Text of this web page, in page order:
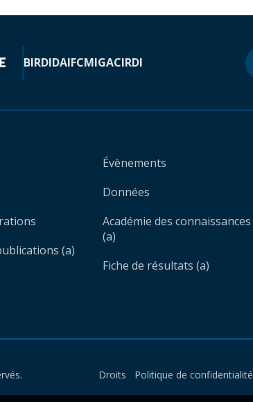
BIRDIDAIFCMIGACIRDI
(a)
Évènements
Données
Académie des connaissances
(a)
Fiche de résultats (a)
Droits Politique de confidentialité